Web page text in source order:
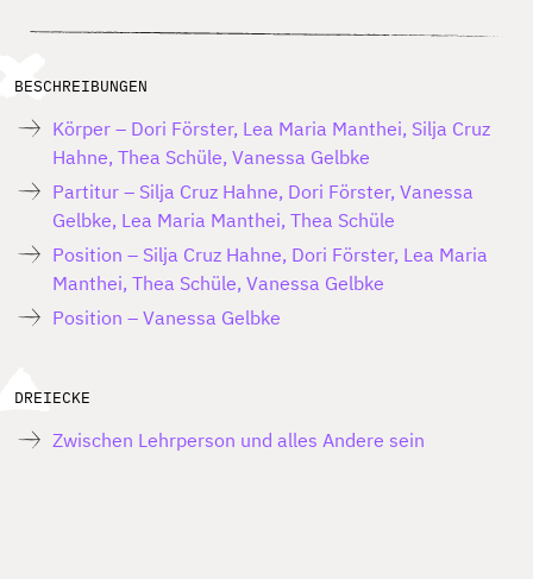
BESCHREIBUNGEN
Körper – Dori Förster, Lea Maria Manthei, Silja Cruz
Hahne, Thea Schüle, Vanessa Gelbke
Partitur – Silja Cruz Hahne, Dori Förster, Vanessa
Gelbke, Lea Maria Manthei, Thea Schüle
Position – Silja Cruz Hahne, Dori Förster, Lea Maria
Manthei, Thea Schüle, Vanessa Gelbke
Position – Vanessa Gelbke
DREIECKE
Zwischen Lehrperson und alles Andere sein